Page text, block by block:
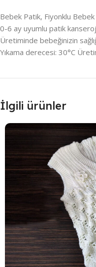
Bebek Patik, Fiyonklu
0-6 ay uyumlu patik
Üretiminde bebeğinizin
Yıkama derecesi: 30°C
İlgili ürünler